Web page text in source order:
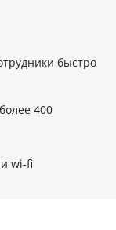
быстро
400
wi-fi